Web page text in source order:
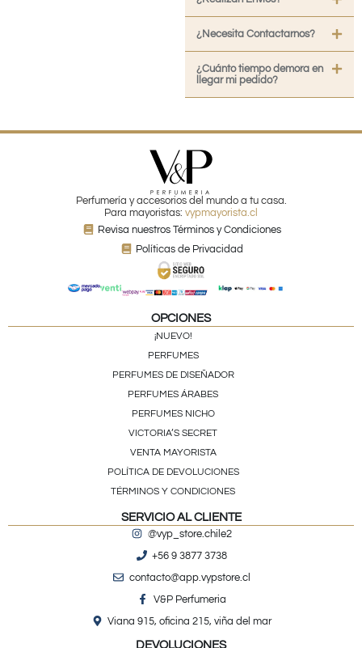
¿Necesita Contactarnos?
¿Cuánto tiempo demora en
llegar mi pedido?
Perfumería y accesorios del mundo a tu casa.
Para mayoristas: vypmayorista.cl
Revisa nuestros Términos y Condiciones
Políticas de Privacidad
OPCIONES
¡NUEVO!
PERFUMES
PERFUMES DE DISEÑADOR
PERFUMES ÁRABES
PERFUMES NICHO
VICTORIA’S SECRET
VENTA MAYORISTA
POLÍTICA DE DEVOLUCIONES
TÉRMINOS Y CONDICIONES
SERVICIO AL CLIENTE
@vyp_store.chile2
+56 9 3877 3738
contacto@app.vypstore.cl
V&P Perfumeria
Viana 915, oficina 215, viña del mar
DEVOLUCIONES